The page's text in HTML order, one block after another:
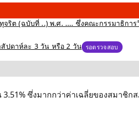
ริต (ฉบับที่ ..) พ.ศ. .... ซึ่งคณะกรรมาธิกา
ปดาห์ละ 3 วัน หรือ 2 วัน รอตรวจสอบ
ซึ่งมากกว่าค่าเฉลี่ยของสมาชิกส